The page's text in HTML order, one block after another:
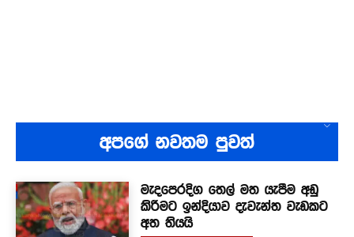
අපගේ නවතම පුවත්
මැදපෙරදිග තෙල් මත යැපීම අඩු
කිරීමට ඉන්දියාව දැවැන්ත වැඩකට
අත තියයි